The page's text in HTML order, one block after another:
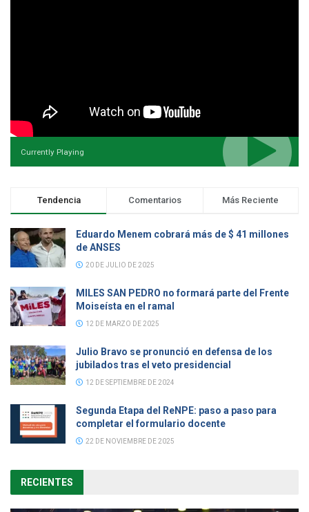
Currently Playing
Tendencia Comentarios Más Reciente
Eduardo Menem cobrará más de $ 41 millones
de ANSES
20 DE JULIO DE 2025
MILES SAN PEDRO no formará parte del Frente
Moiseísta en el ramal
12 DE MARZO DE 2025
Julio Bravo se pronunció en defensa de los
jubilados tras el veto presidencial
12 DE SEPTIEMBRE DE 2024
Segunda Etapa del ReNPE: paso a paso para
completar el formulario docente
22 DE NOVIEMBRE DE 2025
RECIENTES